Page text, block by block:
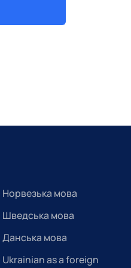
Норвезька мова
Шведська мова
Данська мова
Ukrainian as a foreign